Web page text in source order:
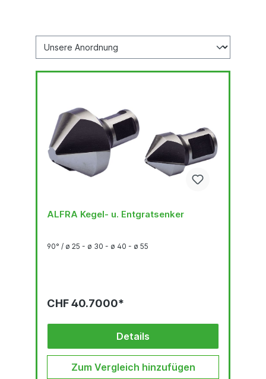
ALFRA Kegel- u. Entgratsenker
90° / ø 25 - ø 30 - ø 40 - ø 55
CHF 40.7000*
Details
Zum Vergleich hinzufügen